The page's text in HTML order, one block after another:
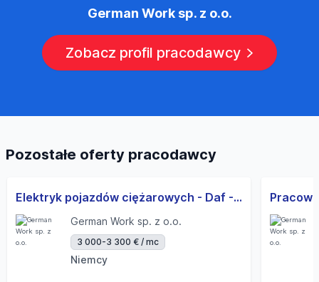
German Work sp. z o.o.
Zobacz profil pracodawcy
Pozostałe oferty pracodawcy
Elektryk pojazdów ciężarowych - Daf - Berlin - Najlepsza oferta! (m/k/d)
German Work sp. z o.o.
3 000-3 300 € / mc
Niemcy